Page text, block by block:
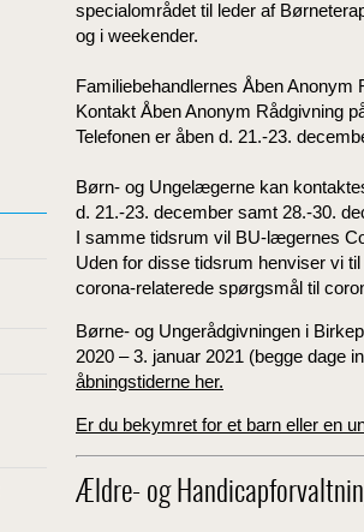
specialområdet til leder af
og i weekender.
Familiebehandlernes Åben Anonym
Kontakt Åben Anonym Rådgivning
Telefonen er åben d. 21.-23.
Børn- og Ungelægerne kan
d. 21.-23. december samt 28.-30.
I samme tidsrum vil BU-lægernes
Uden for disse tidsrum henviser vi
corona-relaterede spørgsmål til
Børne- og Ungerådgivningen i
2020 – 3. januar 2021 (begge dage
åbningstiderne her.
Er du bekymret for et barn eller en
Ældre- og